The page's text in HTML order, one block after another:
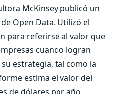
McKinsey publicó un
Open Data. Utilizó el
para referirse al valor que
cuando logran
estrategia, tal como la
estima el valor del
de dólares por año